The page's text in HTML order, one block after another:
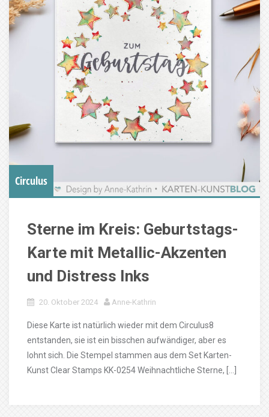
Circulus
Sterne im Kreis: Geburtstags-
Karte mit Metallic-Akzenten
und Distress Inks
20. Oktober 2024 Anne-Kathrin
Diese Karte ist natürlich wieder mit dem Circulus8
entstanden, sie ist ein bisschen aufwändiger, aber es
lohnt sich. Die Stempel stammen aus dem Set Karten-
Kunst Clear Stamps KK-0254 Weihnachtliche Sterne, […]